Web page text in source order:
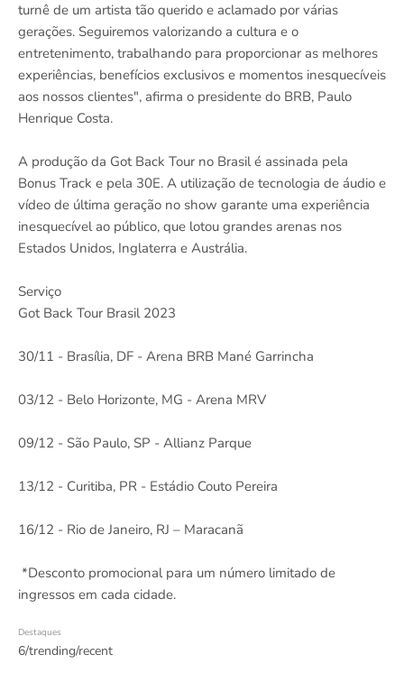
turnê de um artista tão querido e aclamado por várias
gerações. Seguiremos valorizando a cultura e o
entretenimento, trabalhando para proporcionar as melhores
experiências, benefícios exclusivos e momentos inesquecíveis
aos nossos clientes", afirma o presidente do BRB, Paulo
Henrique Costa.
A produção da Got Back Tour no Brasil é assinada pela
Bonus Track e pela 30E. A utilização de tecnologia de áudio e
vídeo de última geração no show garante uma experiência
inesquecível ao público, que lotou grandes arenas nos
Estados Unidos, Inglaterra e Austrália.
Serviço
Got Back Tour Brasil 2023
30/11 - Brasília, DF - Arena BRB Mané Garrincha
03/12 - Belo Horizonte, MG - Arena MRV
09/12 - São Paulo, SP - Allianz Parque
13/12 - Curitiba, PR - Estádio Couto Pereira
16/12 - Rio de Janeiro, RJ – Maracanã
*Desconto promocional para um número limitado de
ingressos em cada cidade.
Destaques
6/trending/recent